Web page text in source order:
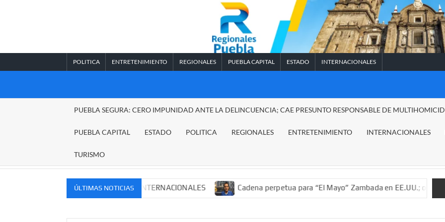
POLITICA ENTRETENIMIENTO REGIONALES PUEBLA CAPITAL ESTADO INTERNACIONALES
REGIONALES
PUEBLA SEGURA: CERO IMPUNIDAD ANTE LA DELINCUENCIA; CAE PRESUNTO RESPONSABLE DE
PUEBLA CAPITAL ESTADO POLITICA REGIONALES ENTRETENIMIENTO INTERNACIONALES
TURISMO
ÚLTIMAS NOTICIAS
NACIONALES E INTERNACIONALES Cadena perpetua para “El Mayo” Zambada en EE.UU.; ordenan decomiso